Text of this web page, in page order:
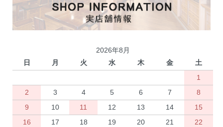
2026年8月
日
月 火 水 木 金
土
1
2
3 4 5 6 7
8
9
10 11 12 13 14
15
16
17 18 19 20 21
22